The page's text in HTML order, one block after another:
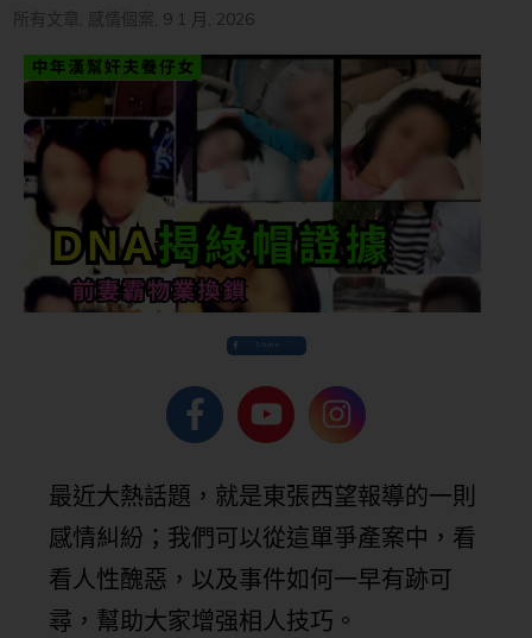
所有文章 , 感情個案, 9 1 月, 2026
Share
最近大熱話題，就是東張西望報導的一則
感情糾紛；我們可以從這單爭產案中，看
看人性醜惡，以及事件如何一早有跡可
尋，幫助大家增强相人技巧。